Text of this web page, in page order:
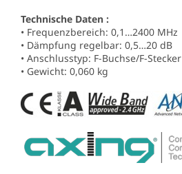
Technische Daten :
• Frequenzbereich: 0,1…2400 MHz
• Dämpfung regelbar: 0,5…20 dB
• Anschlusstyp: F-Buchse/F-Stecker
• Gewicht: 0,060 kg